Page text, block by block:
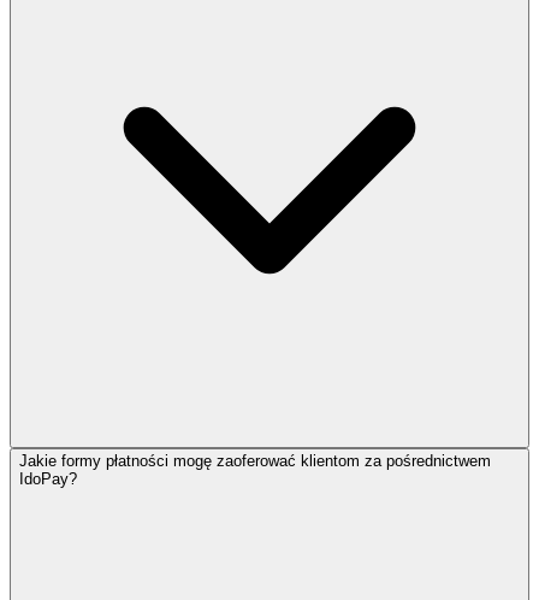
Jakie formy płatności mogę zaoferować klientom za pośrednictwem
IdoPay?